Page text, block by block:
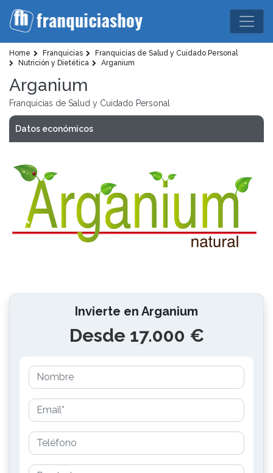
Home Franquicias
Franquicias de Salud y Cuidado Personal
Nutrición y Dietética
Arganium
Arganium
Franquicias de Salud y Cuidado Personal
Datos económicos
Invierte en Arganium
Desde 17.000 €